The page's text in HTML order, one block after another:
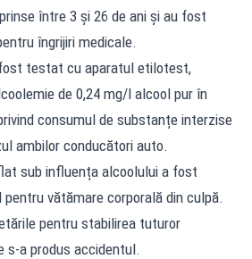
între 3 și 26 de ani și au fost
îngrijiri medicale.
testat cu aparatul etilotest,
de 0,24 mg/l alcool pur în
consumul de substanțe interzise
ambilor conducători auto.
sub influența alcoolului a fost
vătămare corporală din culpă.
pentru stabilirea tuturor
a produs accidentul.